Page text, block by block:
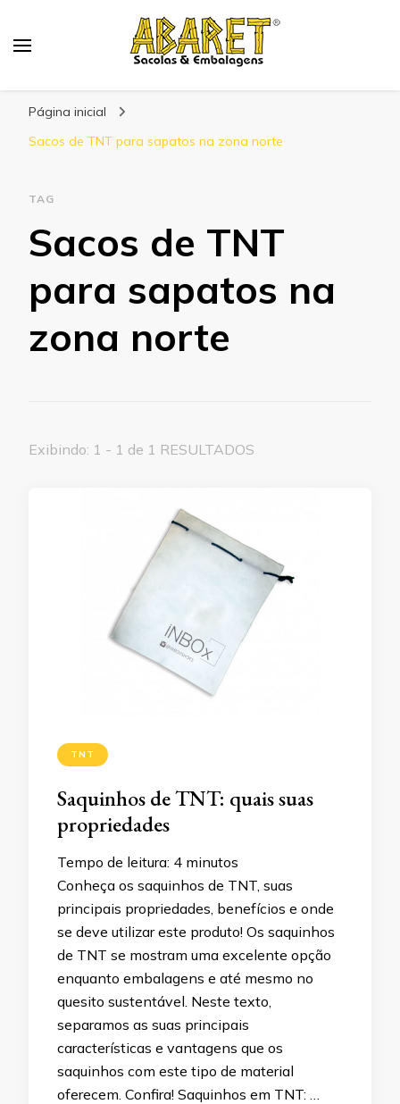
Página inicial
Sacos de TNT para sapatos na zona norte
TAG
Sacos de TNT
para sapatos na
zona norte
Exibindo: 1 - 1 de 1 RESULTADOS
TNT
Saquinhos de TNT: quais suas
propriedades
Tempo de leitura: 4 minutos
Conheça os saquinhos de TNT, suas
principais propriedades, benefícios e onde
se deve utilizar este produto! Os saquinhos
de TNT se mostram uma excelente opção
enquanto embalagens e até mesmo no
quesito sustentável. Neste texto,
separamos as suas principais
características e vantagens que os
saquinhos com este tipo de material
oferecem. Confira! Saquinhos em TNT: …